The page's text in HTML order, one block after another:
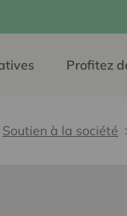
Profitez
Soutien à la société